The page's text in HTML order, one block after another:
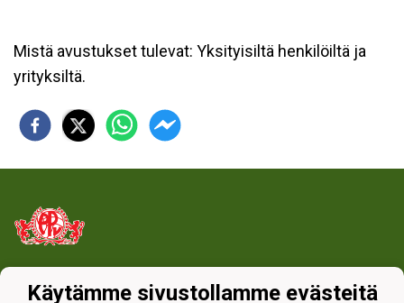
Mistä avustukset tulevat: Yksityisiltä henkilöiltä ja
yrityksiltä.
Tietosuojaseloste
Käytämme sivustollamme evästeitä